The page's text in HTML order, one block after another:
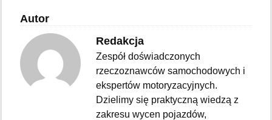
Autor
Redakcja
Zespół doświadczonych
rzeczoznawców samochodowych i
ekspertów motoryzacyjnych.
Dzielimy się praktyczną wiedzą z
zakresu wycen pojazdów,